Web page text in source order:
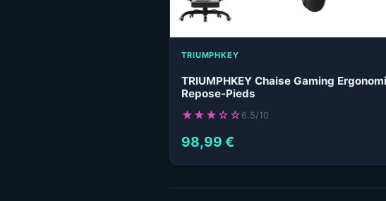
TRIUMPHKEY
TRIUMPHKEY Chaise Gaming
Repose-Pieds
★★★☆☆ 6.5/10
98,99 €